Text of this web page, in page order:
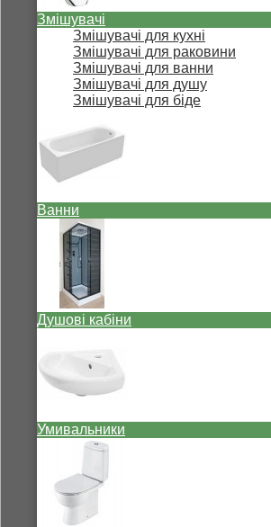
Змішувачі
Змішувачі для кухні
Змішувачі для раковини
Змішувачі для ванни
Змішувачі для душу
Змішувачі для біде
Ванни
Душові кабіни
Умивальники